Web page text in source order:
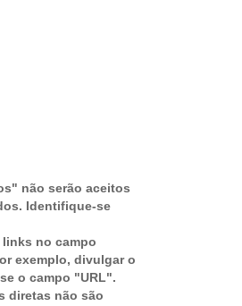
não serão aceitos
Identifique-se
no campo
exemplo, divulgar o
o campo "URL".
diretas não são